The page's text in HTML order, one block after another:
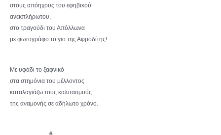
στους απόηχους του εφηβικού
ανεκπλήρωτου,
στο τραγούδι του Απόλλωνα
με φωτογράφο το γιο της Αφροδίτης!
Με υφάδι το ξαφνικό
στα στημόνια του μέλλοντος
καταλαγιάζω τους καλπασμούς
της αναμονής σε αδήλωτο χρόνο.